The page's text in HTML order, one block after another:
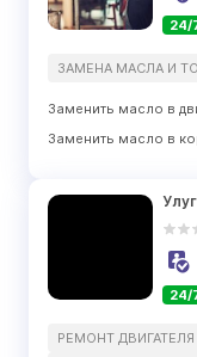
24/
ЗАМЕНА МАСЛА И
24/
РЕМОНТ ДВИГАТЕЛЯ